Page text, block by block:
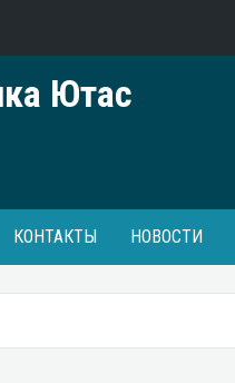
Ютас
КОНТАКТЫ НОВОСТИ